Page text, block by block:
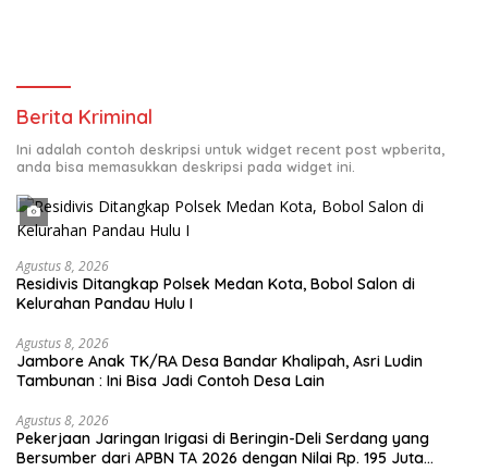
Berita Kriminal
Ini adalah contoh deskripsi untuk widget recent post wpberita,
anda bisa memasukkan deskripsi pada widget ini.
Agustus 8, 2026
Residivis Ditangkap Polsek Medan Kota, Bobol Salon di
Kelurahan Pandau Hulu I
Agustus 8, 2026
Jambore Anak TK/RA Desa Bandar Khalipah, Asri Ludin
Tambunan : Ini Bisa Jadi Contoh Desa Lain
Agustus 8, 2026
Pekerjaan Jaringan Irigasi di Beringin-Deli Serdang yang
Bersumber dari APBN TA 2026 dengan Nilai Rp. 195 Juta